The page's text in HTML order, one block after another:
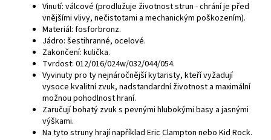
Vinutí: válcové (prodlužuje životnost strun - chrání je před
vnějšími vlivy, nečistotami a mechanickým poškozením).
Materiál: fosforbronz.
Jádro: šestihranné, ocelové.
Zakončení: kulička.
Tvrdost: 012/016/024w/032/044/054.
Vyvinuty pro ty nejnáročnější kytaristy, kteří vyžadují
vysoce kvalitní zvuk, nadstandardní životnost a maximální
možnou pohodlnost hraní.
Zaručují bohatý zvuk s pevnými hlubokými basy a jasnými
výškami.
Na tyto struny hrají například Eric Clampton nebo Kid Rock.